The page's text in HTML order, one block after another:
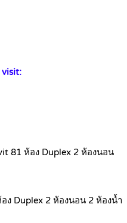
visit:
81 ห้อง Duplex 2 ห้องนอน
ง Duplex 2 ห้องนอน 2 ห้องน้ำ